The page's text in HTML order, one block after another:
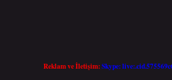
Reklam ve İletişim:Skype: